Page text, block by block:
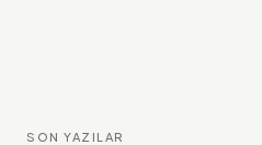
SON YAZILAR